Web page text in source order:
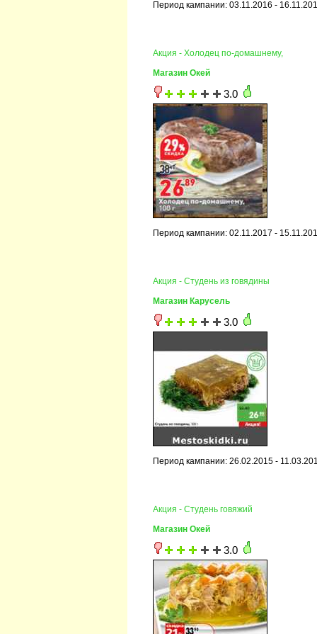
Период кампании: 03.11.2016 -
Акция - Холодец по-домашнему,
Магазин Окей
3.0
Период кампании: 02.11.2017 -
Акция - Студень из говядины
Магазин Карусель
3.0
Период кампании: 26.02.2015 -
Акция - Студень говяжий
Магазин Окей
3.0